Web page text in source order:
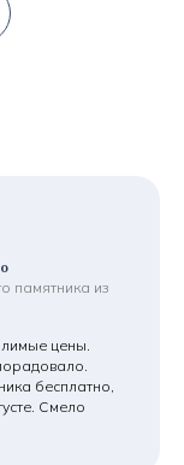
памятника из
цены.
бесплатно,
Смело